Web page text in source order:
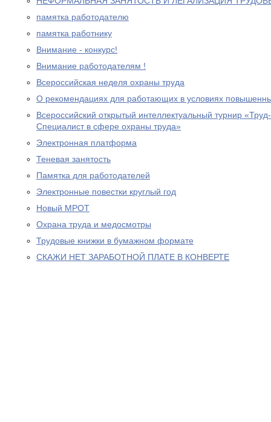
памятка работодателю
памятка работнику
Внимание - конкурс!
Внимание работодателям !
Всероссийская неделя охраны труда
О рекомендациях для работающих в условиях
Всероссийский открытый интеллектуальный турнир
Специалист в сфере охраны труда»
Электронная платформа
Теневая занятость
Памятка для работодателей
Электронные повестки круглый год
Новый МРОТ
Охрана труда и медосмотры
Трудовые книжки в бумажном формате
СКАЖИ НЕТ ЗАРАБОТНОЙ ПЛАТЕ В КОНВЕРТЕ